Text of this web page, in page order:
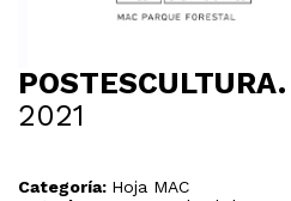
2021
Categoría: Hoja MAC